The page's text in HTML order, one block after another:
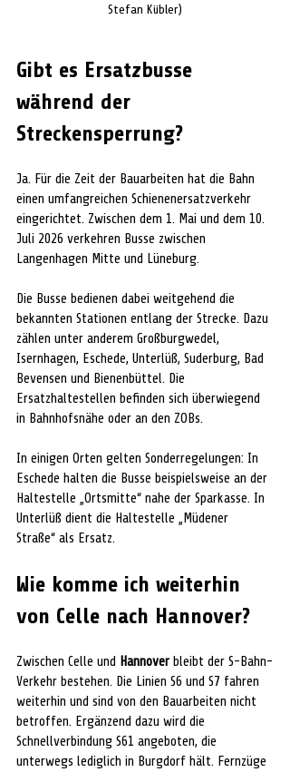
Stefan Kübler)
Gibt es Ersatzbusse
während der
Streckensperrung?
Ja. Für die Zeit der Bauarbeiten hat die Bahn
einen umfangreichen Schienenersatzverkehr
eingerichtet. Zwischen dem 1. Mai und dem 10.
Juli 2026 verkehren Busse zwischen
Langenhagen Mitte und Lüneburg.
Die Busse bedienen dabei weitgehend die
bekannten Stationen entlang der Strecke. Dazu
zählen unter anderem Großburgwedel,
Isernhagen, Eschede, Unterlüß, Suderburg, Bad
Bevensen und Bienenbüttel. Die
Ersatzhaltestellen befinden sich überwiegend
in Bahnhofsnähe oder an den ZOBs.
In einigen Orten gelten Sonderregelungen: In
Eschede halten die Busse beispielsweise an der
Haltestelle „Ortsmitte“ nahe der Sparkasse. In
Unterlüß dient die Haltestelle „Müdener
Straße“ als Ersatz.
Wie komme ich weiterhin
von Celle nach Hannover?
Zwischen Celle und Hannover bleibt der S-Bahn-
Verkehr bestehen. Die Linien S6 und S7 fahren
weiterhin und sind von den Bauarbeiten nicht
betroffen. Ergänzend dazu wird die
Schnellverbindung S61 angeboten, die
unterwegs lediglich in Burgdorf hält. Fernzüge